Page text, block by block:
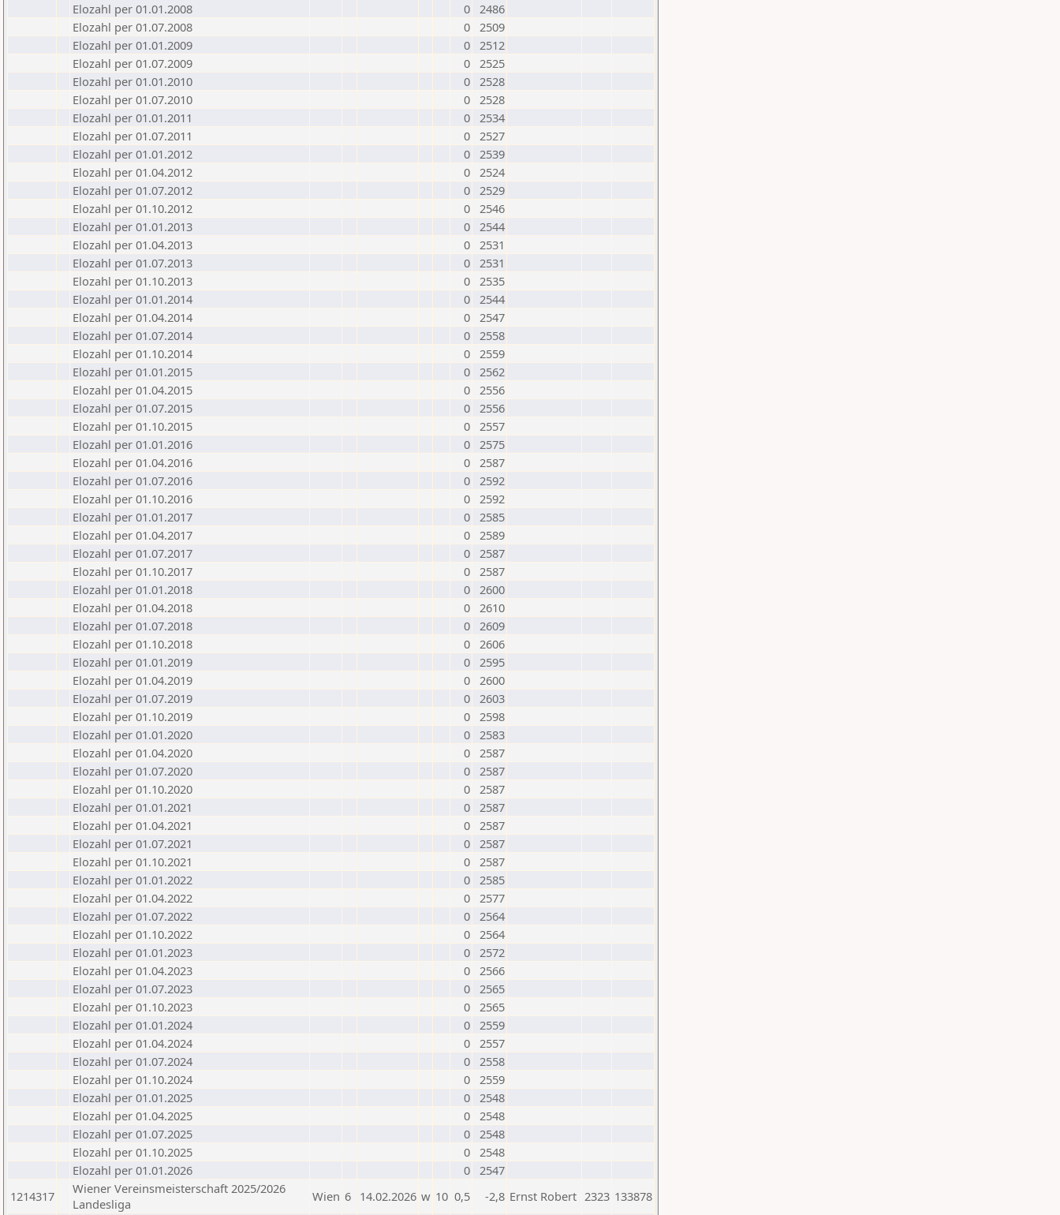
Elozahl per 01.01.2008
0 2486
Elozahl per 01.07.2008
0 2509
Elozahl per 01.01.2009
0 2512
Elozahl per 01.07.2009
0 2525
Elozahl per 01.01.2010
0 2528
Elozahl per 01.07.2010
0 2528
Elozahl per 01.01.2011
0 2534
Elozahl per 01.07.2011
0 2527
Elozahl per 01.01.2012
0 2539
Elozahl per 01.04.2012
0 2524
Elozahl per 01.07.2012
0 2529
Elozahl per 01.10.2012
0 2546
Elozahl per 01.01.2013
0 2544
Elozahl per 01.04.2013
0 2531
Elozahl per 01.07.2013
0 2531
Elozahl per 01.10.2013
0 2535
Elozahl per 01.01.2014
0 2544
Elozahl per 01.04.2014
0 2547
Elozahl per 01.07.2014
0 2558
Elozahl per 01.10.2014
0 2559
Elozahl per 01.01.2015
0 2562
Elozahl per 01.04.2015
0 2556
Elozahl per 01.07.2015
0 2556
Elozahl per 01.10.2015
0 2557
Elozahl per 01.01.2016
0 2575
Elozahl per 01.04.2016
0 2587
Elozahl per 01.07.2016
0 2592
Elozahl per 01.10.2016
0 2592
Elozahl per 01.01.2017
0 2585
Elozahl per 01.04.2017
0 2589
Elozahl per 01.07.2017
0 2587
Elozahl per 01.10.2017
0 2587
Elozahl per 01.01.2018
0 2600
Elozahl per 01.04.2018
0 2610
Elozahl per 01.07.2018
0 2609
Elozahl per 01.10.2018
0 2606
Elozahl per 01.01.2019
0 2595
Elozahl per 01.04.2019
0 2600
Elozahl per 01.07.2019
0 2603
Elozahl per 01.10.2019
0 2598
Elozahl per 01.01.2020
0 2583
Elozahl per 01.04.2020
0 2587
Elozahl per 01.07.2020
0 2587
Elozahl per 01.10.2020
0 2587
Elozahl per 01.01.2021
0 2587
Elozahl per 01.04.2021
0 2587
Elozahl per 01.07.2021
0 2587
Elozahl per 01.10.2021
0 2587
Elozahl per 01.01.2022
0 2585
Elozahl per 01.04.2022
0 2577
Elozahl per 01.07.2022
0 2564
Elozahl per 01.10.2022
0 2564
Elozahl per 01.01.2023
0 2572
Elozahl per 01.04.2023
0 2566
Elozahl per 01.07.2023
0 2565
Elozahl per 01.10.2023
0 2565
Elozahl per 01.01.2024
0 2559
Elozahl per 01.04.2024
0 2557
Elozahl per 01.07.2024
0 2558
Elozahl per 01.10.2024
0 2559
Elozahl per 01.01.2025
0 2548
Elozahl per 01.04.2025
0 2548
Elozahl per 01.07.2025
0 2548
Elozahl per 01.10.2025
0 2548
Elozahl per 01.01.2026
0 2547
1214317
Wiener Vereinsmeisterschaft 2025/2026
Landesliga
Wien 6 14.02.2026 w 10 0,5 -2,8 Ernst Robert 2323 133878